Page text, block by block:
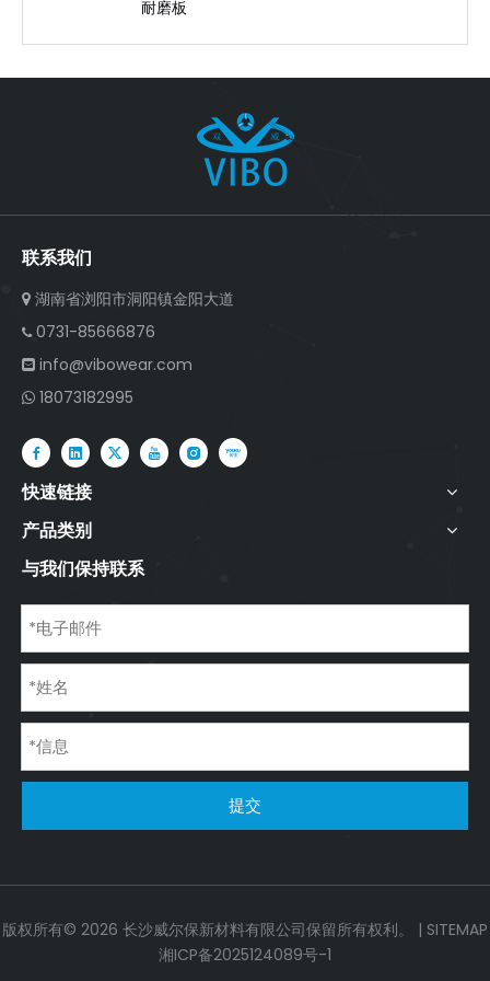
耐磨板
联系我们
 湖南省浏阳市洞阳镇金阳大道
0731-85666876
 info@vibowear.com
 18073182995
快速链接
产品类别
与我们保持联系
提交
版权所有© 2026 长沙威尔保新材料有限公司保留所有权利。 | SITEMAP
湘ICP备2025124089号-1